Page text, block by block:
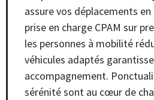
assure vos déplacements
prise en charge CPAM sur
les personnes à mobilité
véhicules adaptés
accompagnement.
sérénité sont au cœur de